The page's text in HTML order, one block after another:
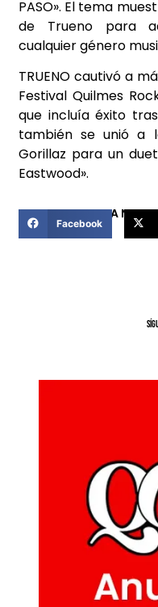
PASO». El tema
de Trueno para
cualquier género
TRUENO cautivó a
Festival Quilmes
que incluía éxito
también se unió a
Gorillaz para un
Eastwood».
COMPARTIR ESTA
Facebook